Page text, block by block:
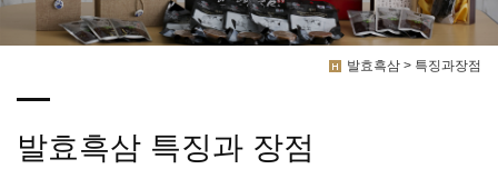
발효흑삼 > 특징과장점
발효흑삼 특징과 장점